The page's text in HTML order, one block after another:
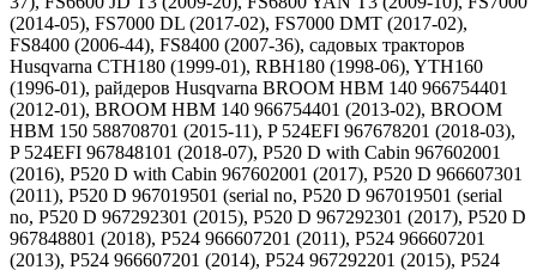
(2014-05), FS7000 DL (2017-02), FS7000 DMT (2017-02),
FS8400 (2006-44), FS8400 (2007-36), садовых тракторов
Husqvarna CTH180 (1999-01), RBH180 (1998-06), YTH160
(1996-01), райдеров Husqvarna BROOM HBM 140 966754401
(2012-01), BROOM HBM 140 966754401 (2013-02), BROOM
HBM 150 588708701 (2015-11), P 524EFI 967678201 (2018-03),
P 524EFI 967848101 (2018-07), P520 D with Cabin 967602001
(2016), P520 D with Cabin 967602001 (2017), P520 D 966607301
(2011), P520 D 967019501 (serial no, P520 D 967019501 (serial
no, P520 D 967292301 (2015), P520 D 967292301 (2017), P520 D
967848801 (2018), P524 966607201 (2011), P524 966607201
(2013), P524 966607201 (2014), P524 967292201 (2015), P524